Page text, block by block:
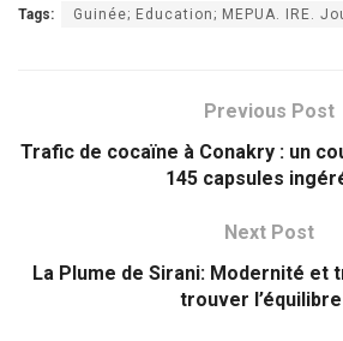
Tags: Guinée; Education; MEPUA. IRE.
Previous Post
Trafic de cocaïne à Conakry : un
145 capsules
Next Post
La Plume de Sirani: Modernité et
trouver